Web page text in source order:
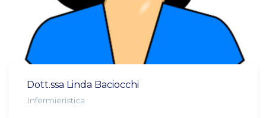
Dott.ssa Linda Baciocchi
Infermieristica